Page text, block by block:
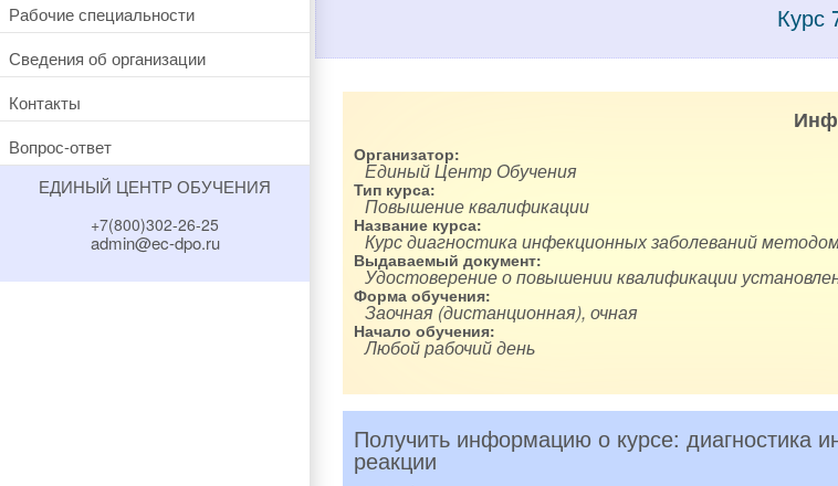
Рабочие специальности
Сведения об организации
Контакты
Вопрос-ответ
ЕДИНЫЙ ЦЕНТР ОБУЧЕНИЯ
+7(800)302-26-25
admin@ec-dpo.ru
Курс
Организатор:
Единый Центр Обучения
Тип курса:
Повышение квалификации
Название курса:
Курс диагностика инфекционных заболеваний
Выдаваемый документ:
Удостоверение о повышении квалификации
Форма обучения:
Заочная (дистанционная), очная
Начало обучения:
Любой рабочий день
Получить информацию о курсе: диагностика
реакции